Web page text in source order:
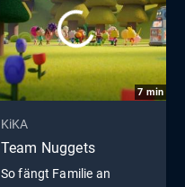
7min
KiKA
Team Nuggets
So fängt Familie an